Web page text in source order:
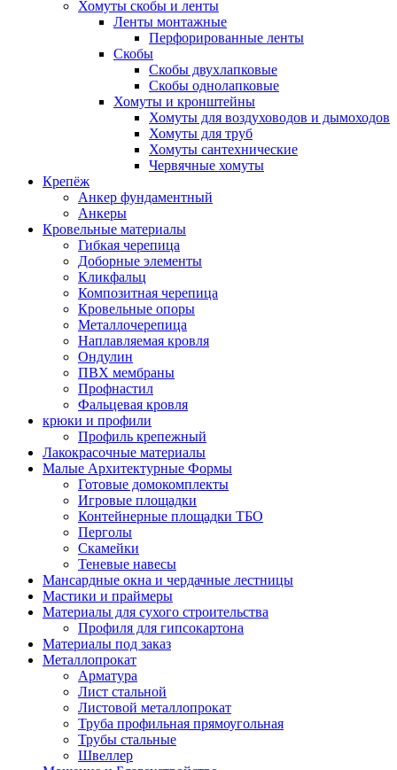
Хомуты скобы и ленты
Ленты монтажные
Перфорированные ленты
Скобы
Скобы двухлапковые
Скобы однолапковые
Хомуты и кронштейны
Хомуты для воздуховодов и дымоходов
Хомуты для труб
Хомуты сантехнические
Червячные хомуты
Крепёж
Анкер фундаментный
Анкеры
Кровельные материалы
Гибкая черепица
Доборные элементы
Кликфальц
Композитная черепица
Кровельные опоры
Металлочерепица
Наплавляемая кровля
Ондулин
ПВХ мембраны
Профнастил
Фальцевая кровля
крюки и профили
Профиль крепежный
Лакокрасочные материалы
Малые Архитектурные Формы
Готовые домокомплекты
Игровые площадки
Контейнерные площадки ТБО
Перголы
Скамейки
Теневые навесы
Мансардные окна и чердачные лестницы
Мастики и праймеры
Материалы для сухого строительства
Профиля для гипсокартона
Материалы под заказ
Металлопрокат
Арматура
Лист стальной
Листовой металлопрокат
Труба профильная прямоугольная
Трубы стальные
Швеллер